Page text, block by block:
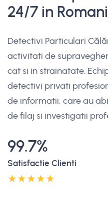
24/7 in
Detectivi Particulari
activitati de
cat si in strainatate.
detectivi privati
de informatii, care au
de filaj si investigatii
99.7%
Satisfactie Clienti